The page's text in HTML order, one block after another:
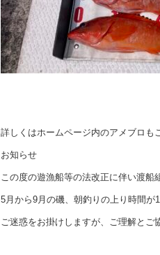
詳しくはホームページ内のアメブロも
お知らせ
この度の遊漁船等の法改正に伴い渡船
5月から9月の磯、朝釣りの上り時間が
ご迷惑をお掛けしますが、ご理解とご